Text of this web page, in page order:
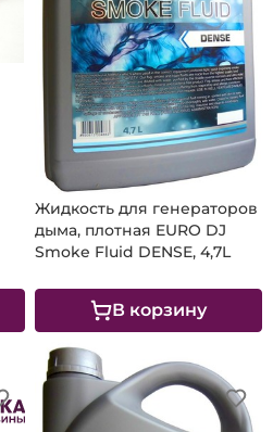
Жидкость для генераторов
дыма, плотная EURO DJ
Smoke Fluid DENSE, 4,7L
2 480 ₽
В корзину